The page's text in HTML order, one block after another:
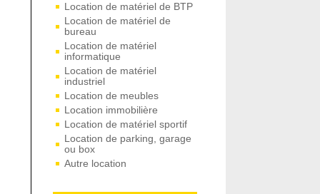
Location de matériel de BTP
Location de matériel de
bureau
Location de matériel
informatique
Location de matériel
industriel
Location de meubles
Location immobilière
Location de matériel sportif
Location de parking, garage
ou box
Autre location